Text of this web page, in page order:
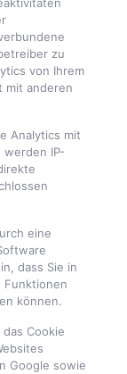
zu
von Ihrem
mit anderen
Analytics mit
werden IP-
eine
dass Sie in
Funktionen
können.
Cookie
Google sowie